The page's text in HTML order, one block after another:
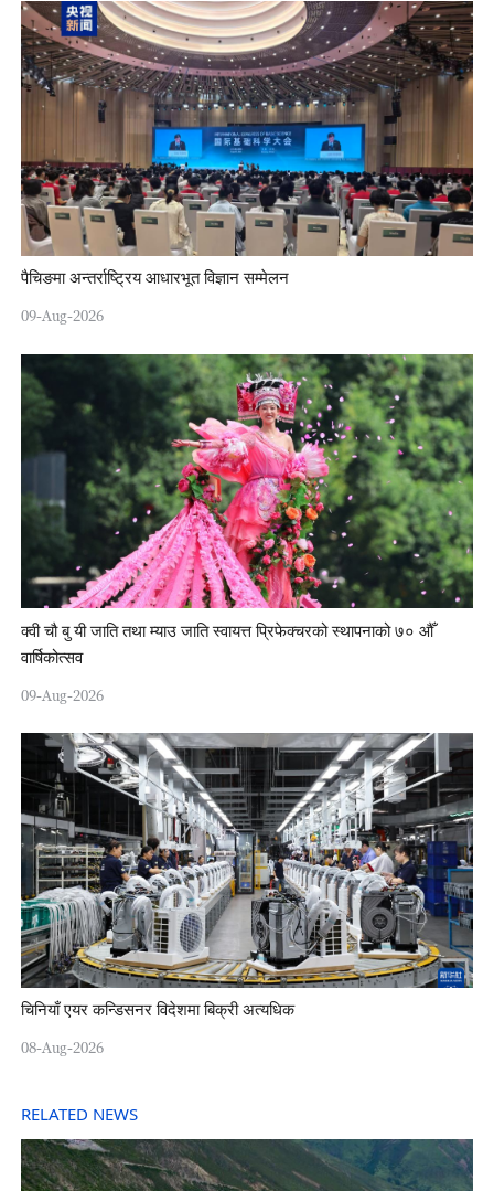
पैचिङमा अन्तर्राष्ट्रिय आधारभूत विज्ञान सम्मेलन
09-Aug-2026
क्वी चौ बु यी जाति तथा म्याउ जाति स्वायत्त प्रिफेक्चरको स्थापनाको ७० औँ
वार्षिकोत्सव
09-Aug-2026
चिनियाँ एयर कन्डिसनर विदेशमा बिक्री अत्यधिक
08-Aug-2026
RELATED NEWS